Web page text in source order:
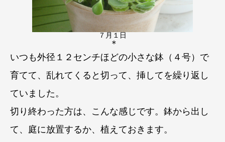
７月１日
＊
いつも外径１２センチほどの小さな鉢（４号）で
育てて、乱れてくると切って、挿してを繰り返し
ていました。
切り終わった方は、こんな感じです。 鉢から出し
て、庭に放置するか、植えておきます。